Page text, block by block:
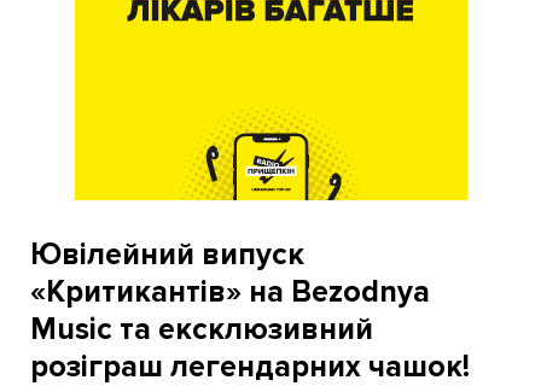
Ювілейний випуск
«Критикантів» на Bezodnya
Music та ексклюзивний
розіграш легендарних чашок!